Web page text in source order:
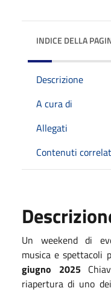
INDICE DELLA
Descrizione
A cura di
Allegati
Contenuti
Un weekend di
musica e
giugno 2025
riapertura di uno